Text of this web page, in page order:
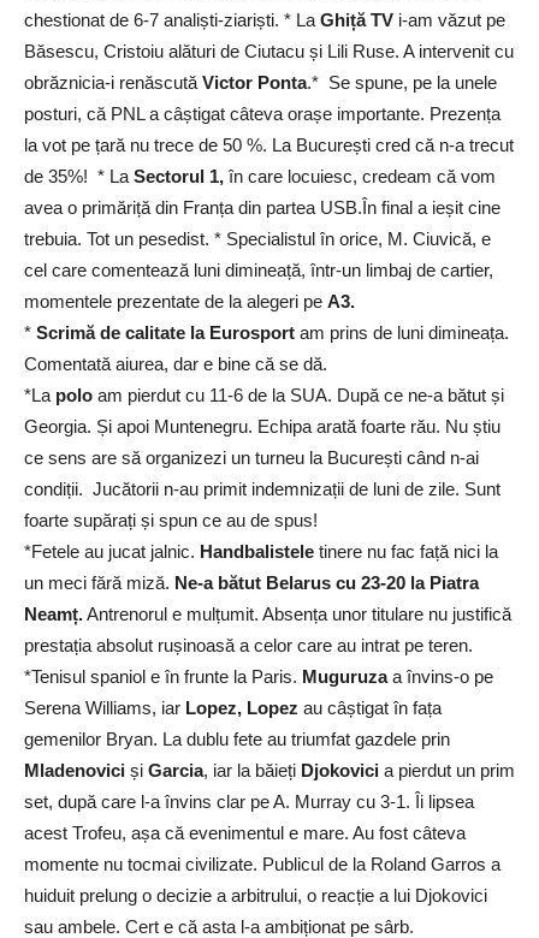
chestionat de 6-7 analiști-ziariști. * La Ghiță TV i-am văzut pe
Băsescu, Cristoiu alături de Ciutacu și Lili Ruse. A intervenit cu
obrăznicia-i renăscută Victor Ponta.* Se spune, pe la unele
posturi, că PNL a câștigat câteva orașe importante. Prezența
la vot pe țară nu trece de 50 %. La București cred că n-a trecut
de 35%! * La Sectorul 1, în care locuiesc, credeam că vom
avea o primăriță din Franța din partea USB.În final a ieșit cine
trebuia. Tot un pesedist. * Specialistul în orice, M. Ciuvică, e
cel care comentează luni dimineață, într-un limbaj de cartier,
momentele prezentate de la alegeri pe A3.
* Scrimă de calitate la Eurosport am prins de luni dimineața.
Comentată aiurea, dar e bine că se dă.
*La polo am pierdut cu 11-6 de la SUA. După ce ne-a bătut și
Georgia. Și apoi Muntenegru. Echipa arată foarte rău. Nu știu
ce sens are să organizezi un turneu la București când n-ai
condiții. Jucătorii n-au primit indemnizații de luni de zile. Sunt
foarte supărați și spun ce au de spus!
*Fetele au jucat jalnic. Handbalistele tinere nu fac față nici la
un meci fără miză. Ne-a bătut Belarus cu 23-20 la Piatra
Neamț.Antrenorul e mulțumit. Absența unor titulare nu justifică
prestația absolut rușinoasă a celor care au intrat pe teren.
*Tenisul spaniol e în frunte la Paris. Muguruzaa învins-o pe
Serena Williams, iar Lopez, Lopez au câștigat în fața
gemenilor Bryan. La dublu fete au triumfat gazdele prin
Mladenovici și Garcia, iar la băieți Djokovici a pierdut un prim
set, după care l-a învins clar pe A. Murray cu 3-1. Îi lipsea
acest Trofeu, așa că evenimentul e mare. Au fost câteva
momente nu tocmai civilizate. Publicul de la Roland Garros a
huiduit prelung o decizie a arbitrului, o reacție a lui Djokovici
sau ambele. Cert e că asta l-a ambiționat pe sârb.